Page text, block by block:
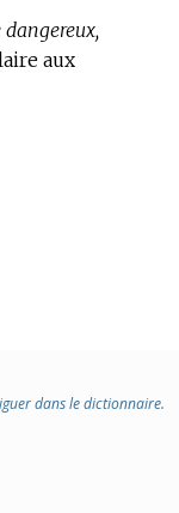
aux
dans le dictionnaire.